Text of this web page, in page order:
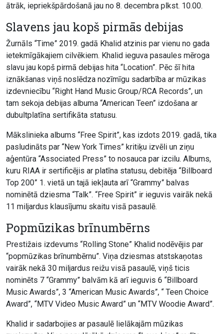
ātrāk, iepriekšpārdošanā jau no 8. decembra plkst. 10.00.
Slavens jau kopš pirmās debijas
Žurnāls “Time” 2019. gadā Khalid atzinis par vienu no gada
ietekmīgākajiem cilvēkiem. Khalid ieguva pasaules mēroga
slavu jau kopš pirmā debijas hita “Location”. Pēc šī hita
iznākšanas viņš noslēdza nozīmīgu sadarbība ar mūzikas
izdevniecību “Right Hand Music Group/RCA Records”, un
tam sekoja debijas albuma “American Teen” izdošana ar
dubultplatīna sertifikāta statusu.
Mākslinieka albums “Free Spirit”, kas izdots 2019. gadā, tika
pasludināts par “New York Times” kritiķu izvēli un ziņu
aģentūra “Associated Press” to nosauca par izcilu. Albums,
kuru RIAA ir sertificējis ar platīna statusu, debitēja “Billboard
Top 200” 1. vietā un tajā iekļauta arī “Grammy” balvas
nominētā dziesma “Talk”. “Free Spirit” ir ieguvis vairāk nekā
11 miljardus klausījumu skaitu visā pasaulē.
Popmūzikas brīnumbērns
Prestižais izdevums “Rolling Stone” Khalid nodēvējis par
“popmūzikas brīnumbērnu”. Viņa dziesmas atstskaņotas
vairāk nekā 30 miljardus reižu visā pasaulē, viņš ticis
nominēts 7 “Grammy” balvām kā arī ieguvis 6 “Billboard
Music Awards”, 3 “American Music Awards”, “ Teen Choice
Award”, “MTV Video Music Award” un “MTV Woodie Award”.
Khalid ir sadarbojies ar pasaulē lielākajām mūzikas